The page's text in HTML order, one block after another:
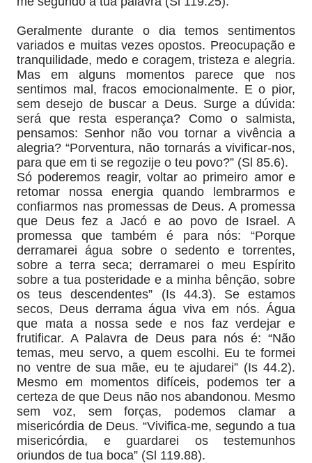
Geralmente durante o dia temos sentimentos
variados e muitas vezes opostos. Preocupação e
tranquilidade, medo e coragem, tristeza e alegria.
Mas em alguns momentos parece que nos
sentimos mal, fracos emocionalmente. E o pior,
sem desejo de buscar a Deus. Surge a dúvida:
será que resta esperança? Como o salmista,
pensamos: Senhor não vou tornar a vivência a
alegria? “Porventura, não tornarás a vivificar-nos,
para que em ti se regozije o teu povo?” (Sl 85.6).
Só poderemos reagir, voltar ao primeiro amor e
retomar nossa energia quando lembrarmos e
confiarmos nas promessas de Deus. A promessa
que Deus fez a Jacó e ao povo de Israel. A
promessa que também é para nós: “Porque
derramarei água sobre o sedento e torrentes,
sobre a terra seca; derramarei o meu Espírito
sobre a tua posteridade e a minha bênção, sobre
os teus descendentes” (Is 44.3). Se estamos
secos, Deus derrama água viva em nós. Água
que mata a nossa sede e nos faz verdejar e
frutificar. A Palavra de Deus para nós é: “Não
temas, meu servo, a quem escolhi. Eu te formei
no ventre de sua mãe, eu te ajudarei” (Is 44.2).
Mesmo em momentos difíceis, podemos ter a
certeza de que Deus não nos abandonou. Mesmo
sem voz, sem forças, podemos clamar a
misericórdia de Deus. “Vivifica-me, segundo a tua
misericórdia, e guardarei os testemunhos
oriundos de tua boca” (Sl 119.88).